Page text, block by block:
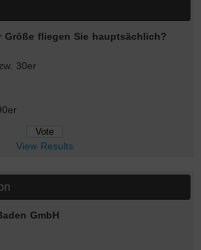
Größe fliegen Sie hauptsächlich?
30er
View Results
GmbH